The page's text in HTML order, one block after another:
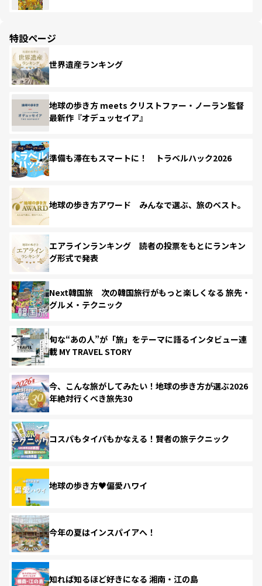
特設ページ
世界遺産ランキング
地球の歩き方 meets クリストファー・ノーラン監督
最新作『オデュッセイア』
準備も滞在もスマートに！ トラベルハック2026
地球の歩き方アワード みんなで選ぶ、旅のベスト。
エアラインランキング 読者の投票をもとにランキン
グ形式で発表
Next韓国旅 次の韓国旅行がもっと楽しくなる 旅先・
グルメ・テクニック
旬な“あの人”が「旅」をテーマに語るインタビュー連
載 MY TRAVEL STORY
今、こんな旅がしてみたい！地球の歩き方が選ぶ2026
年絶対行くべき旅先30
コスパもタイパもかなえる！賢者の旅テクニック
地球の歩き方♥偏愛ハワイ
今年の夏はインスパイアへ！
知れば知るほど好きになる 湘南・江の島